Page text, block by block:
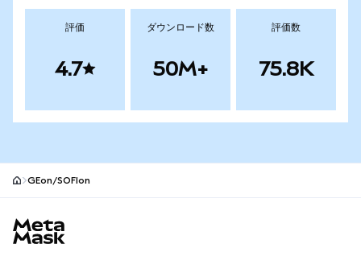
評価
4.7
ダウンロード数
50M+
評価数
75.8K
GEon/SOFIon